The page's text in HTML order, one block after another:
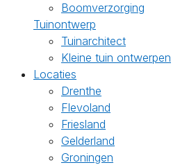
Boomverzorging
Tuinontwerp
Tuinarchitect
Kleine tuin ontwerpen
Locaties
Drenthe
Flevoland
Friesland
Gelderland
Groningen